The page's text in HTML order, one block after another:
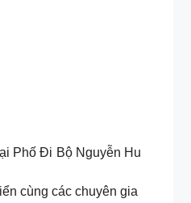
Phố Đi Bộ Nguyễn Hu
cùng các chuyên gia